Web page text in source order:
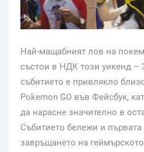
Най-мащабният лов на
състои в НДК този уикенд –
събитието е привлякло
Pokemon GO във Фейсбук,
да нарасне значително в
Събитието бележи и
завръщането на